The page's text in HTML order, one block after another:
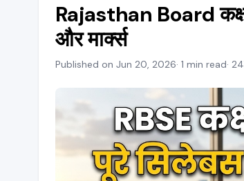
Rajasthan Board
और मार्क्स
Published on Jun 20, 2026· 1 min read·